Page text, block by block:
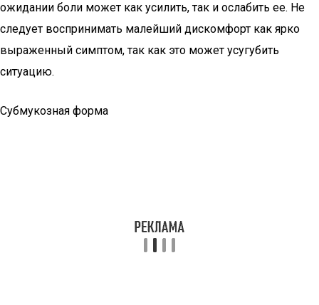
ожидании боли может как усилить, так и ослабить ее. Не
следует воспринимать малейший дискомфорт как ярко
выраженный симптом, так как это может усугубить
ситуацию.
Субмукозная форма